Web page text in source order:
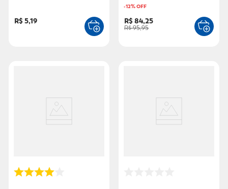
R$ 5,19
-12% OFF
R$ 84,25
R$ 95,95